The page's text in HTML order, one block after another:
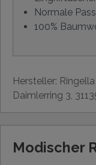
Normale
100%
Hersteller:
Daimlerring 3,
Modischer